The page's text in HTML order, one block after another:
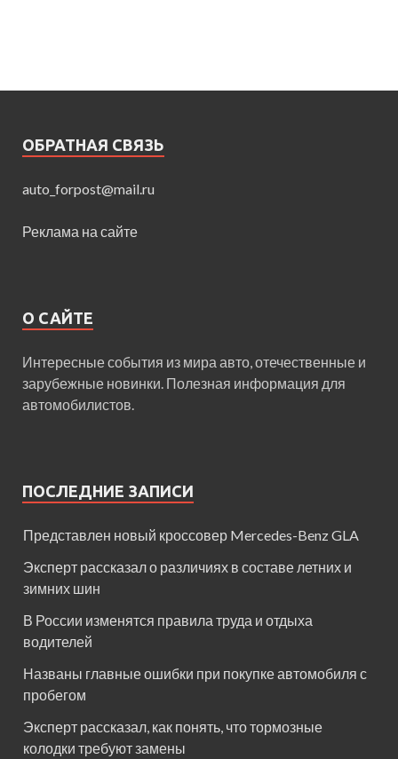
ОБРАТНАЯ СВЯЗЬ
auto_forpost@mail.ru
Реклама на сайте
О САЙТЕ
Интересные события из мира авто, отечественные и
зарубежные новинки. Полезная информация для
автомобилистов.
ПОСЛЕДНИЕ ЗАПИСИ
Представлен новый кроссовер Mercedes-Benz GLA
Эксперт рассказал о различиях в составе летних и
зимних шин
В России изменятся правила труда и отдыха
водителей
Названы главные ошибки при покупке автомобиля с
пробегом
Эксперт рассказал, как понять, что тормозные
колодки требуют замены